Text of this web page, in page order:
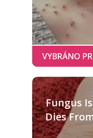
Fungus
Dies